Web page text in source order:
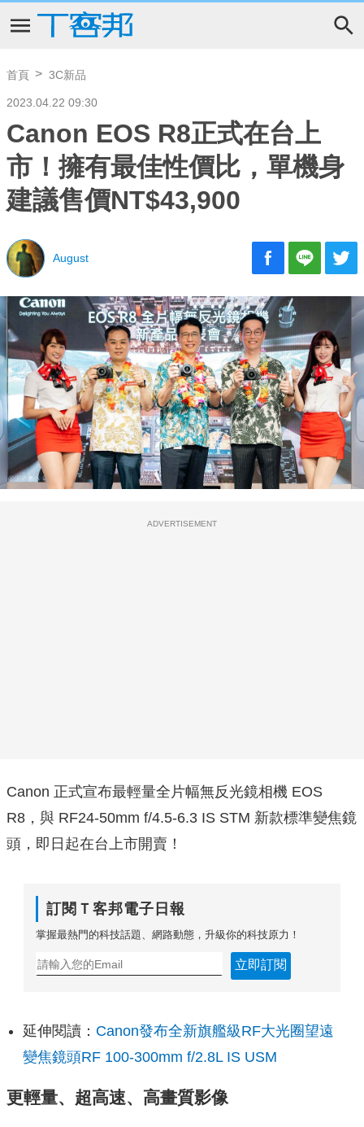
首頁 3C新品
2023.04.22 09:30
Canon EOS R8正式在台上
市！擁有最佳性價比，單機身
建議售價NT$43,900
August
ADVERTISEMENT
Canon 正式宣布最輕量全片幅無反光鏡相機 EOS
R8，與 RF24-50mm f/4.5-6.3 IS STM 新款標準變焦鏡
頭，即日起在台上市開賣！
訂閱Ｔ客邦電子日報
掌握最熱門的科技話題、網路動態，升級你的科技原力！
立即訂閱
延伸閱讀： Canon發布全新旗艦級RF大光圈望遠
變焦鏡頭RF 100-300mm f/2.8L IS USM
更輕量、超高速、高畫質影像